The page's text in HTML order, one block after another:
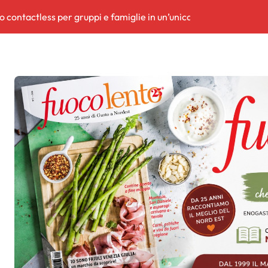
per gruppi e famiglie in un’unica mossa
potere
riceverà il riconoscimento “Ambassador of
si amplia la mappa dei siti sensibili
Aussa Corno»